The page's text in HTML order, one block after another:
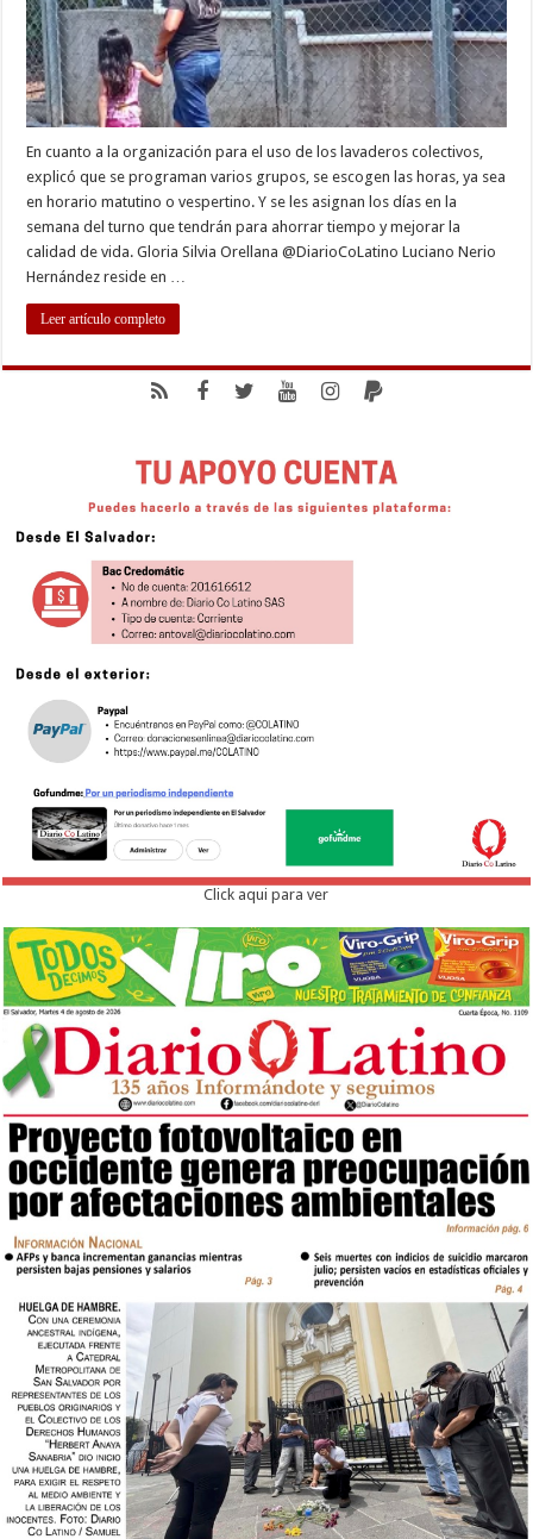
En cuanto a la organización para el uso de los lavaderos colectivos,
explicó que se programan varios grupos, se escogen las horas, ya sea
en horario matutino o vespertino. Y se les asignan los días en la
semana del turno que tendrán para ahorrar tiempo y mejorar la
calidad de vida. Gloria Silvia Orellana @DiarioCoLatino Luciano Nerio
Hernández reside en …
Leer artículo completo
Click aqui para ver